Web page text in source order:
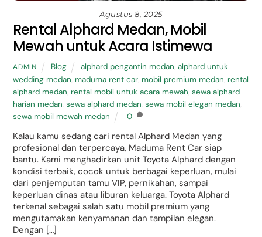
Agustus 8, 2025
Rental Alphard Medan, Mobil
Mewah untuk Acara Istimewa
ADMIN Blog alphard pengantin medan alphard untuk
wedding medan maduma rent car mobil premium medan rental
alphard medan rental mobil untuk acara mewah ,sewa alphard
harian medan ,sewa alphard medan ,sewa mobil elegan medan
sewa mobil mewah medan
0
Kalau kamu sedang cari rental Alphard Medan yang
profesional dan terpercaya, Maduma Rent Car siap
bantu. Kami menghadirkan unit Toyota Alphard dengan
kondisi terbaik, cocok untuk berbagai keperluan, mulai
dari penjemputan tamu VIP, pernikahan, sampai
keperluan dinas atau liburan keluarga. Toyota Alphard
terkenal sebagai salah satu mobil premium yang
mengutamakan kenyamanan dan tampilan elegan.
Dengan […]